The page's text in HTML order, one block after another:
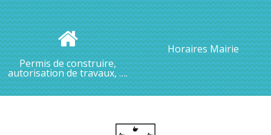
Permis de construire,
autorisation de travaux, ….
Horaires Mairie